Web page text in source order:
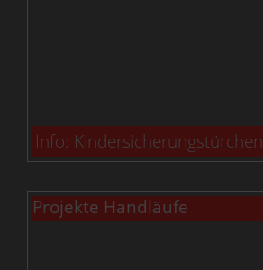
Info: Kindersicherungstürchen
Projekte Handläufe